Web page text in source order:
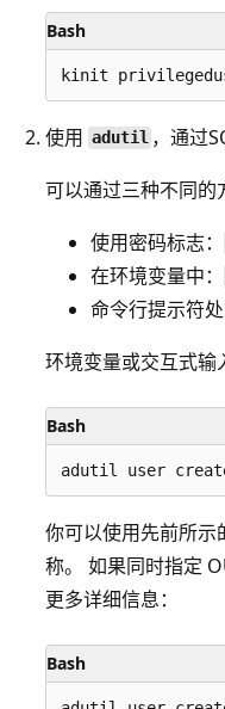
Bash
使用 adutil ，通过
可以通过三种不同的
使用密码标志：
在环境变量中：
命令行提示符
环境变量或交互式输
Bash
你可以使用先前所示
称。 如果同时指定
更多详细信息：
Bash